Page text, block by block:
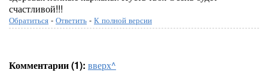
счастливой!!!
Обратиться - Ответить - К полной версии
Комментарии (1): вверх^